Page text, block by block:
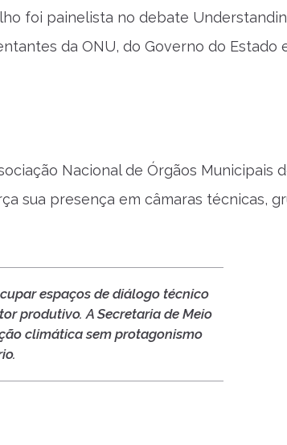
foi painelista no debate
da ONU, do Governo do Estado
Nacional de Órgãos Municipais
sua presença em câmaras técnicas,
espaços de diálogo técnico
produtivo. A Secretaria de Meio
climática sem protagonismo